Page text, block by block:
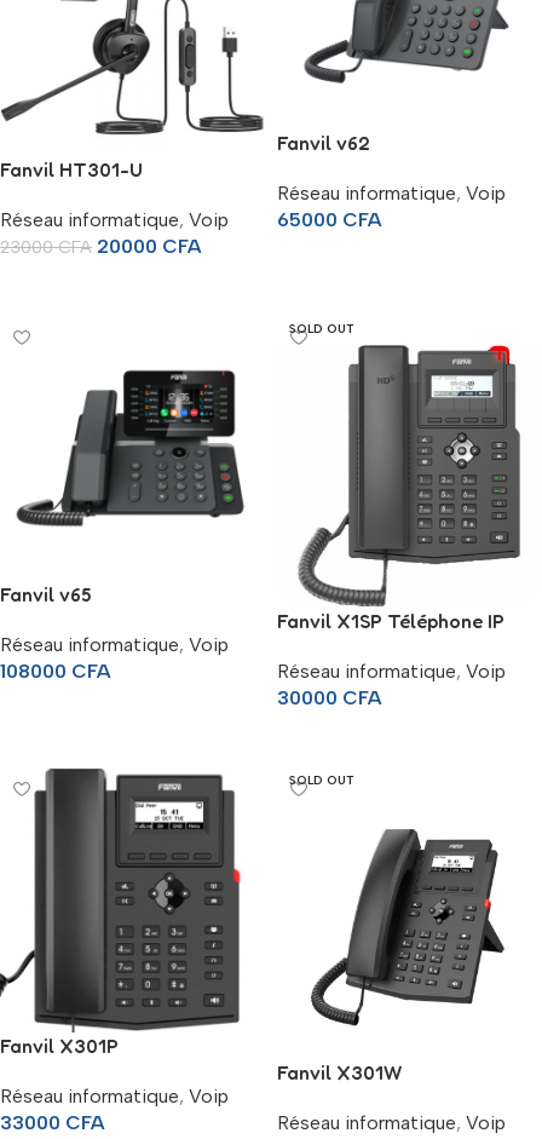
Fanvil HT301-U
Réseau informatique, Voip
23000CFA 20000 CFA
Fanvil v62
Réseau informatique, Voip
65000 CFA
Fanvil v65
Réseau informatique, Voip
108000 CFA
SOLD OUT
Fanvil X1SP Téléphone IP
Réseau informatique, Voip
30000 CFA
Fanvil X301P
Réseau informatique, Voip
33000 CFA
SOLD OUT
Fanvil X301W
Réseau informatique, Voip